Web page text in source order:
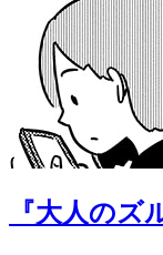
『大人のズ